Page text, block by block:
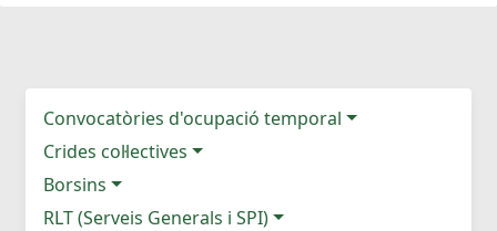
Convocatòries d'ocupació temporal
Crides col·lectives
Borsins
RLT (Serveis Generals i SPI)